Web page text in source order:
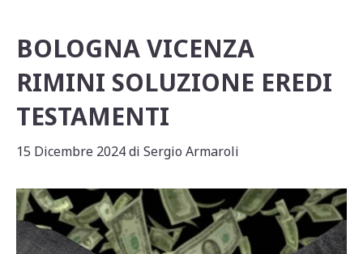
BOLOGNA VICENZA
RIMINI SOLUZIONE EREDI
TESTAMENTI
15 Dicembre 2024di Sergio Armaroli